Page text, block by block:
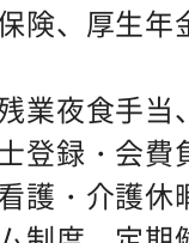
険、厚生
業夜食手
登録・会
護・介護